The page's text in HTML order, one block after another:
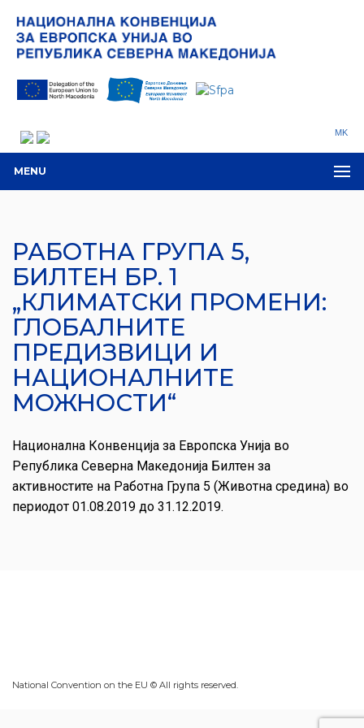
MK
MENU
РАБОТНА ГРУПА 5,
БИЛТЕН БР. 1
„КЛИМАТСКИ ПРОМЕНИ:
ГЛОБАЛНИТЕ
ПРЕДИЗВИЦИ И
НАЦИОНАЛНИТЕ
МОЖНОСТИ“
Национална Конвенција за Европска Унија во
Република Северна Македонија Билтен за
активностите на Работна Група 5 (Животна средина) во
периодот 01.08.2019 до 31.12.2019.
National Convention on the EU © All rights reserved.